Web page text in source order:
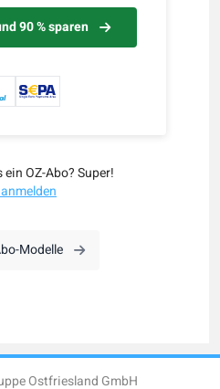
90 % sparen
OZ-Abo? Super!
Modelle
Ostfriesland GmbH